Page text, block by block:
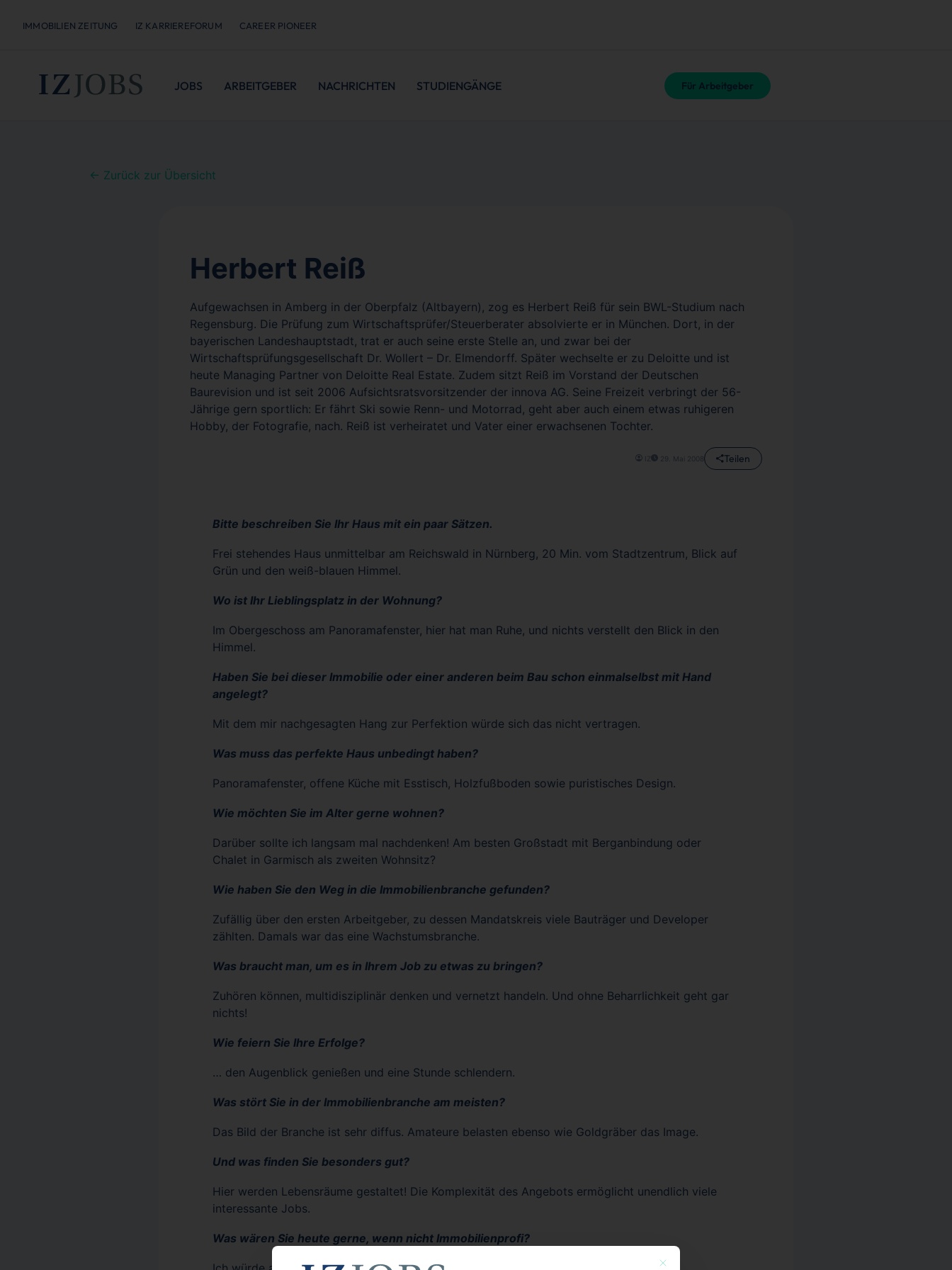
IMMOBILIEN ZEITUNG IZ KARRIEREFORUM CAREER PIONEER
JOBS ARBEITGEBER NACHRICHTEN STUDIENGÄNGE Für Arbeitgeber
← Zurück zur Übersicht
Herbert Reiß
Aufgewachsen in Amberg in der Oberpfalz (Altbayern), zog es Herbert Reiß für sein BWL-Studium nach
Regensburg. Die Prüfung zum Wirtschaftsprüfer/Steuerberater absolvierte er in München. Dort, in der
bayerischen Landeshauptstadt, trat er auch seine erste Stelle an, und zwar bei der
Wirtschaftsprüfungsgesellschaft Dr. Wollert – Dr. Elmendorff. Später wechselte er zu Deloitte und ist
heute Managing Partner von Deloitte Real Estate. Zudem sitzt Reiß im Vorstand der Deutschen
Baurevision und ist seit 2006 Aufsichtsratsvorsitzender der innova AG. Seine Freizeit verbringt der 56-
Jährige gern sportlich: Er fährt Ski sowie Renn- und Motorrad, geht aber auch einem etwas ruhigeren
Hobby, der Fotografie, nach. Reiß ist verheiratet und Vater einer erwachsenen Tochter.
IZ 29. Mai 2008 Teilen
Bitte beschreiben Sie Ihr Haus mit ein paar Sätzen.
Frei stehendes Haus unmittelbar am Reichswald in Nürnberg, 20 Min. vom Stadtzentrum, Blick auf
Grün und den weiß-blauen Himmel.
Wo ist Ihr Lieblingsplatz in der Wohnung?
Im Obergeschoss am Panoramafenster, hier hat man Ruhe, und nichts verstellt den Blick in den
Himmel.
Haben Sie bei dieser Immobilie oder einer anderen beim Bau schon einmalselbst mit Hand
angelegt?
Mit dem mir nachgesagten Hang zur Perfektion würde sich das nicht vertragen.
Was muss das perfekte Haus unbedingt haben?
Panoramafenster, offene Küche mit Esstisch, Holzfußboden sowie puristisches Design.
Wie möchten Sie im Alter gerne wohnen?
Darüber sollte ich langsam mal nachdenken! Am besten Großstadt mit Berganbindung oder
Chalet in Garmisch als zweiten Wohnsitz?
Wie haben Sie den Weg in die Immobilienbranche gefunden?
Zufällig über den ersten Arbeitgeber, zu dessen Mandatskreis viele Bauträger und Developer
zählten. Damals war das eine Wachstumsbranche.
Was braucht man, um es in Ihrem Job zu etwas zu bringen?
Zuhören können, multidisziplinär denken und vernetzt handeln. Und ohne Beharrlichkeit geht gar
nichts!
Wie feiern Sie Ihre Erfolge?
… den Augenblick genießen und eine Stunde schlendern.
Was stört Sie in der Immobilienbranche am meisten?
Das Bild der Branche ist sehr diffus. Amateure belasten ebenso wie Goldgräber das Image.
Und was finden Sie besonders gut?
Hier werden Lebensräume gestaltet! Die Komplexität des Angebots ermöglicht unendlich viele
interessante Jobs.
Was wären Sie heute gerne, wenn nicht Immobilienprofi?
Mit diesem Button wird der Dialog geschlossen. Seine Funktionalität ist identisch